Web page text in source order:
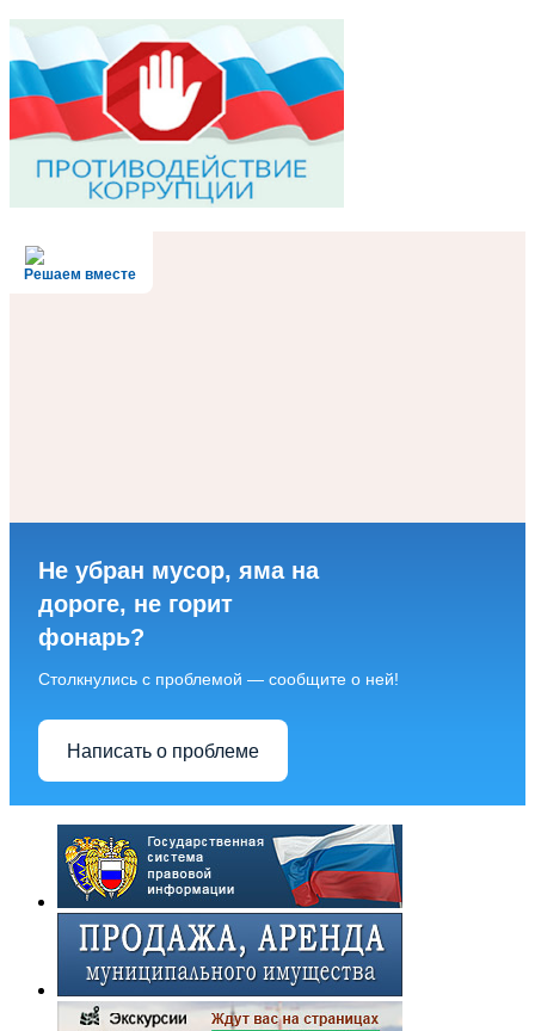
Решаем вместе
Не убран мусор, яма на
дороге, не горит
фонарь?
Столкнулись с проблемой — сообщите о ней!
Написать о проблеме